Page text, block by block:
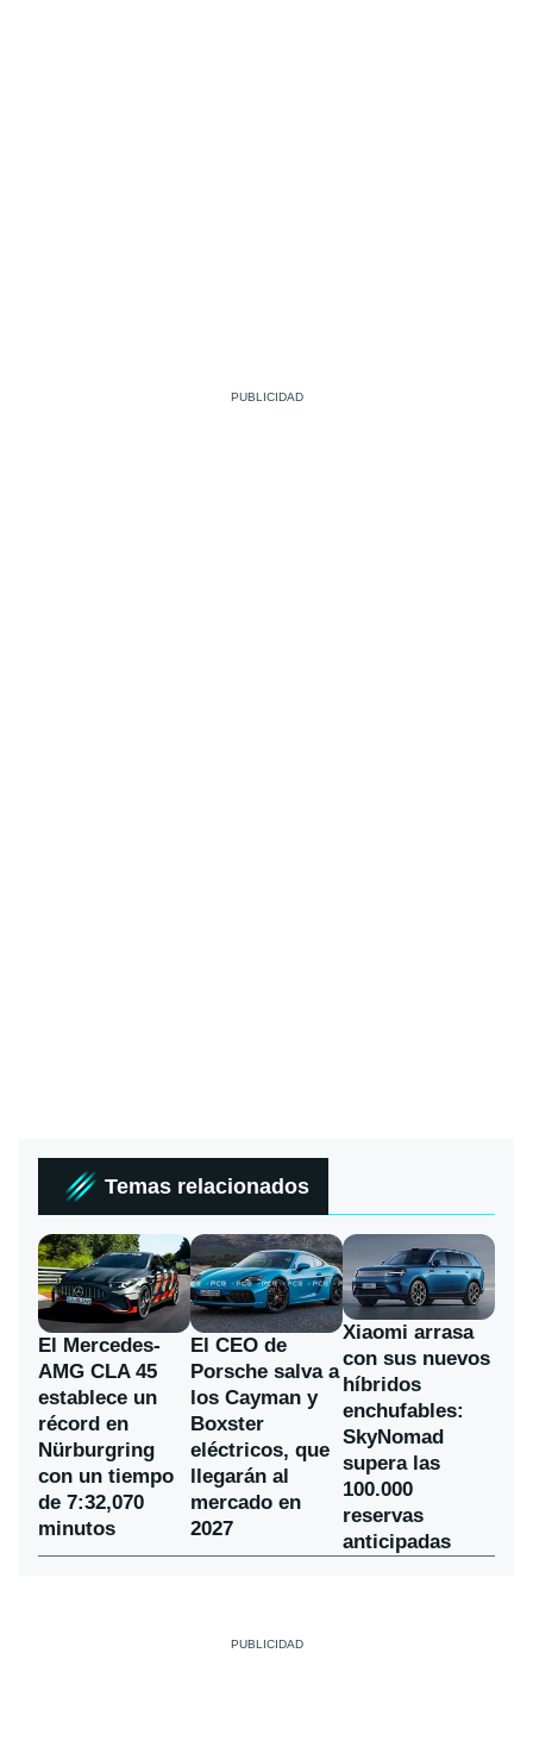
Temas relacionados
El Mercedes-
AMG CLA 45
establece un
récord en
Nürburgring
con un tiempo
de 7:32,070
minutos
El CEO de
Porsche salva a
los Cayman y
Boxster
eléctricos, que
llegarán al
mercado en
2027
Xiaomi arrasa
con sus nuevos
híbridos
enchufables:
SkyNomad
supera las
100.000
reservas
anticipadas